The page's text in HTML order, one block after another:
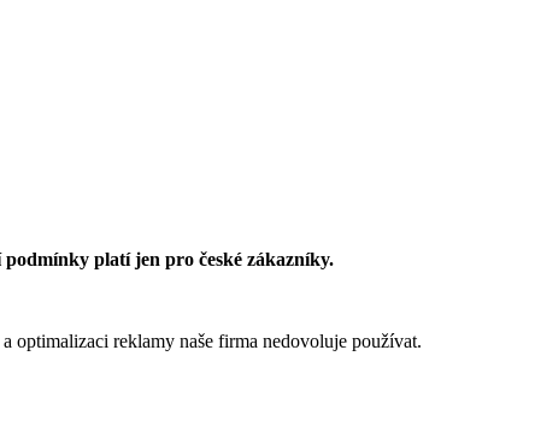
platí jen pro české zákazníky.
optimalizaci reklamy naše firma nedovoluje používat.